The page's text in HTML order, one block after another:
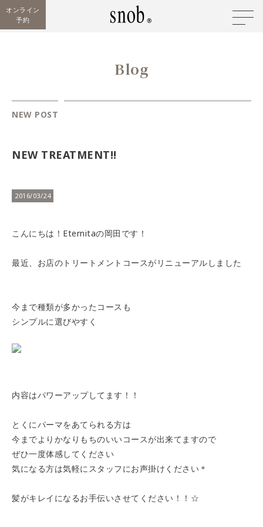
オンライン
予約
Blog
NEW POST
NEW TREATMENT!!
2016/03/24
こんにちは！Eternitaの岡田です！
最近、お店のトリートメントコースがリニューアルしました
今まで種類が多かったコースも
シンプルに選びやすく
内容はパワーアップしてます！！
とくにパーマをあてられる方は
今までよりかなりもちのいいコースが出来てますので
ぜひ一度体感してください
気になる方は気軽にスタッフにお声掛けください＊
髪がキレイになるお手伝いさせてください！！☆